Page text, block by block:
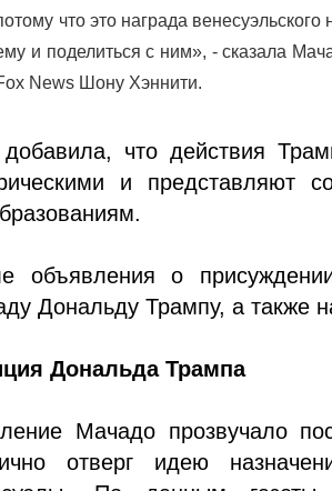
что это награда
и поделиться с ним», - сказала
News Шону Хэннити.
что действия
и представляют
объявления о
Дональду Трампу, а также
Дональда Трампа
Мачадо прозвучало
отверг идею